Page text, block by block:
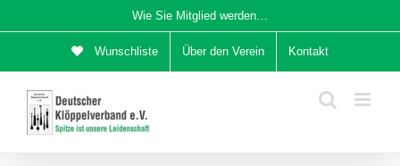
Inhalt
Wie Sie Mitglied werden…
Wunschliste Über den Verein Kontakt